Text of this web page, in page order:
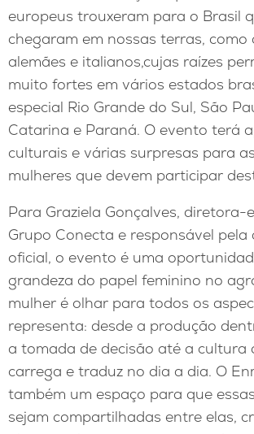
europeus trouxeram para o Brasil
chegaram em nossas terras, como
alemães e italianos,cujas raízes
muito fortes em vários estados
especial Rio Grande do Sul, São
Catarina e Paraná. O evento terá
culturais e várias surpresas para
mulheres que devem participar
Para Graziela Gonçalves, diretora-
Grupo Conecta e responsável pela
oficial, o evento é uma
grandeza do papel feminino no
mulher é olhar para todos os
representa: desde a produção
a tomada de decisão até a cultura
carrega e traduz no dia a dia. O
também um espaço para que
sejam compartilhadas entre elas,